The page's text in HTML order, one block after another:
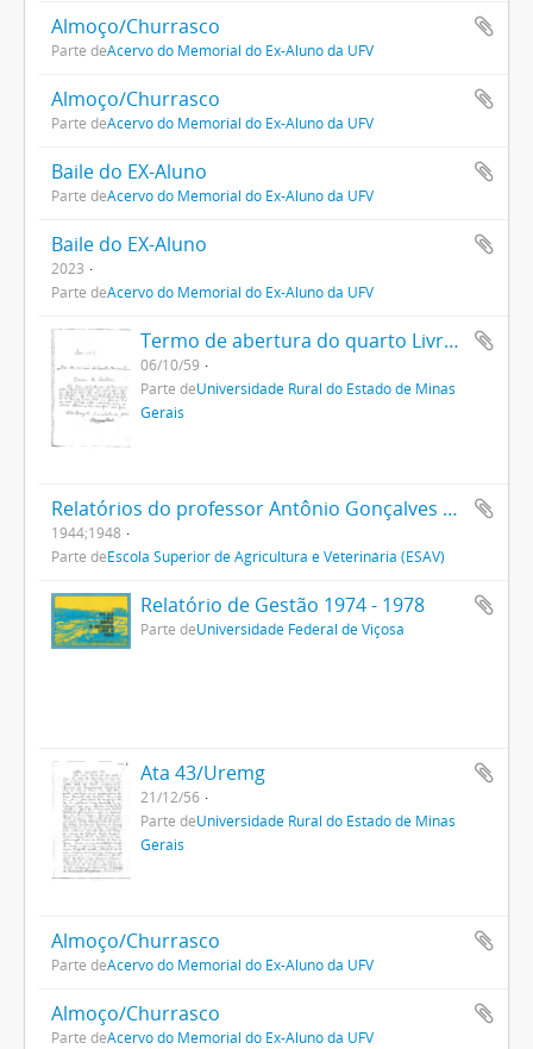
Almoço/Churrasco
Parte deAcervo do Memorial do Ex-Aluno da UFV
Almoço/Churrasco
Parte deAcervo do Memorial do Ex-Aluno da UFV
Baile do EX-Aluno
Parte deAcervo do Memorial do Ex-Aluno da UFV
Baile do EX-Aluno
2023
Parte deAcervo do Memorial do Ex-Aluno da UFV
Termo de abertura do quarto Livro Ata da Uremg
06/10/59
Parte deUniversidade Rural do Estado de Minas
Gerais
Relatórios do professor Antônio Gonçalves Oliveira
1944;1948
Parte deEscola Superior de Agricultura e Veterinária (ESAV)
Relatório de Gestão 1974 - 1978
Parte deUniversidade Federal de Viçosa
Ata 43/Uremg
21/12/56
Parte deUniversidade Rural do Estado de Minas
Gerais
Almoço/Churrasco
Parte deAcervo do Memorial do Ex-Aluno da UFV
Almoço/Churrasco
Parte deAcervo do Memorial do Ex-Aluno da UFV